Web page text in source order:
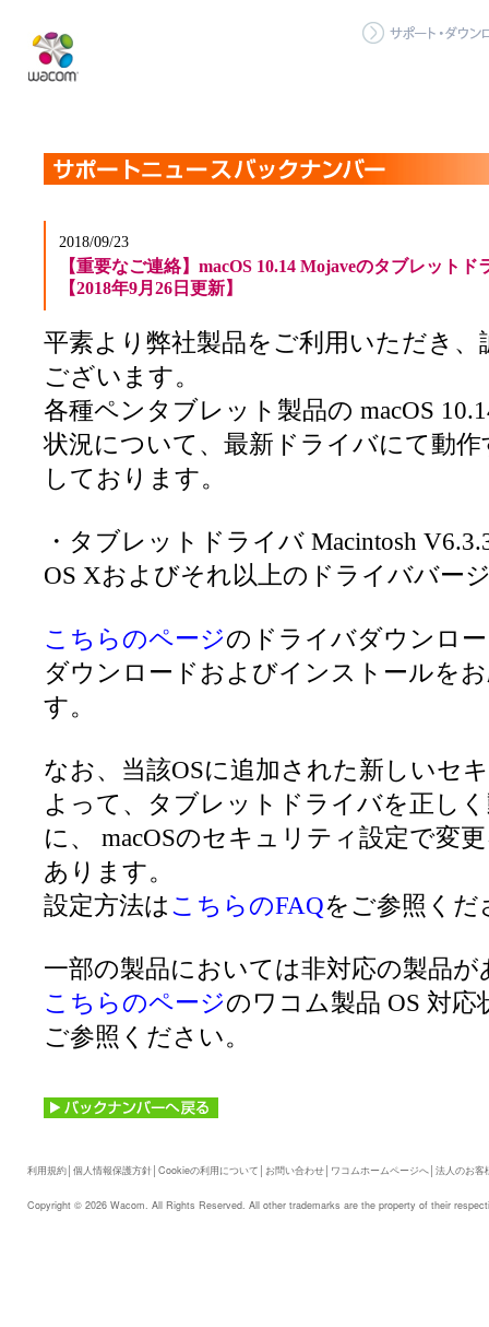
2018/09/23
【重要なご連絡】macOS 10.14 Mojaveのタブレット
【2018年9月26日更新】
平素より弊社製品をご利用いただき
ございます。
各種ペンタブレット製品の macOS
状況について、最新ドライバにて動
しております。
・タブレットドライバ Macintosh
OS Xおよびそれ以上のドライババー
こちらのページのドライバダウンロ
ダウンロードおよびインストールを
す。
なお、当該OSに追加された新しいセ
よって、タブレットドライバを正し
に、 macOSのセキュリティ設定で変
あります。
設定方法はこちらのFAQをご参照くだ
一部の製品においては非対応の製品
こちらのページのワコム製品 OS 対
ご参照ください。
利用規約│ 個人情報保護方針│ Cookieの利用について │ お問い合わせ│ ワコムホームページへ│ 法人のお客
Copyright © 2026 Wacom. All Rights Reserved. All other trademarks are the property of their